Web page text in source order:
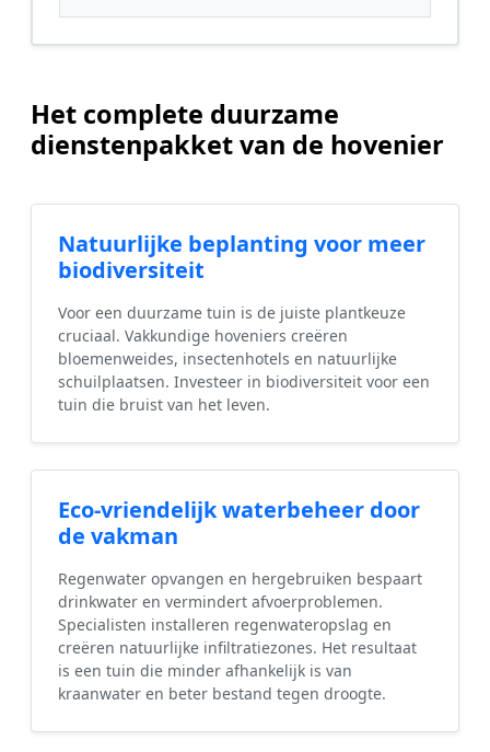
Het complete duurzame
dienstenpakket van de hovenier
Natuurlijke beplanting voor meer
biodiversiteit
Voor een duurzame tuin is de juiste plantkeuze
cruciaal. Vakkundige hoveniers creëren
bloemenweides, insectenhotels en natuurlijke
schuilplaatsen. Investeer in biodiversiteit voor een
tuin die bruist van het leven.
Eco-vriendelijk waterbeheer door
de vakman
Regenwater opvangen en hergebruiken bespaart
drinkwater en vermindert afvoerproblemen.
Specialisten installeren regenwateropslag en
creëren natuurlijke infiltratiezones. Het resultaat
is een tuin die minder afhankelijk is van
kraanwater en beter bestand tegen droogte.